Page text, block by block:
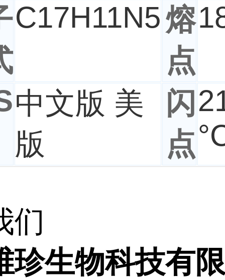
C17H11N5熔
点
中文版 美
版
闪
点
们
珍生物科技有